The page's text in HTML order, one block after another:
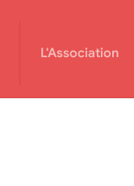
L'Association